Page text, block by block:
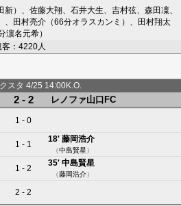
新）、 佐藤大翔 石井大生 吉村弦 森田凜
、 田村亮介 （66分オラスカンミ ）、 田村翔太
濵名元希）
客：4220人
スタ 4/25 14:00K.O.
2 - 2 レノファ山口FC
1 - 0
1 - 1
18' 藤岡浩介
（中島賢星）
1 - 2
35' 中島賢星
（藤岡浩介）
2 - 2